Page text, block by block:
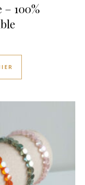
– 100%